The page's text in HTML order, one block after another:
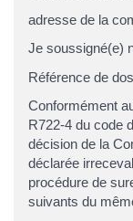
adresse de la
Je soussigné(e)
Référence de
Conformément
R722-4 du code
décision de la
déclarée
procédure de
suivants du